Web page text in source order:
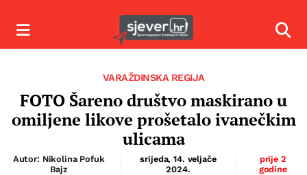
Izbornik
VARAŽDINSKA REGIJA
FOTO Šareno društvo maskirano u
omiljene likove prošetalo ivanečkim
ulicama
Autor: Nikolina Pofuk
Bajz
srijeda, 14. veljače
2024.
prije 2
godine